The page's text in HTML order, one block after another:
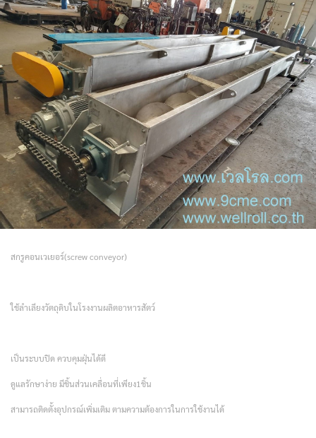
สกรูคอนเวเยอร์(screw conveyor)
ใช้ลำเลียงวัตถุดิบในโรงงานผลิตอาหารสัตว์
เป็นระบบปิด ควบคุมฝุ่นได้ดี
ดูแลรักษาง่าย มีชิ้นส่วนเคลื่อนที่เพียง1ชิ้น
สามารถติดตั้งอุปกรณ์เพิ่มเติม ตามความต้องการในการใช้งานได้